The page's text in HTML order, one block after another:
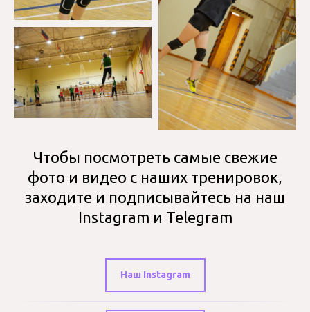
Чтобы посмотреть самые свежие
фото и видео с наших тренировок,
заходите и подписывайтесь на наш
Instagram и Telegram
Наш Instagram